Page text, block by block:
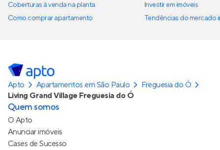
Coberturas à venda na planta
Como comprar apartamento
Investir em imóveis
Tendências do mercado
Apto Apartamentos em São Paulo
Freguesia do Ó
Living Grand Village Freguesia do Ó
Quem somos
O Apto
Anunciar imóveis
Cases de Sucesso